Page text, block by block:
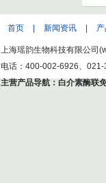
首页 新闻资讯
上海瑶韵生物科技有限公司
电话：400-002-6926、
主营产品导航： 白介素酶联